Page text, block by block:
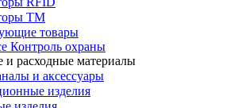
ТМ
товары
Контроль охраны
расходные материалы
и аксессуары
изделия